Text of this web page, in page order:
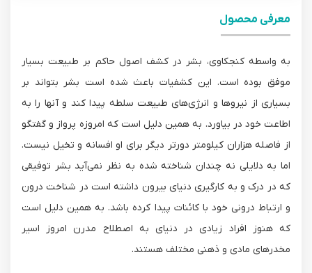
معرفی محصول
به واسطه کنجکاوی، بشر در کشف اصول حاکم بر طبیعت بسیار
موفق بوده است. این کشفیات باعث شده است بشر بتواند بر
بسیاری از نیروها و انرژی‌های طبیعت سلطه پیدا کند و آنها را به
اطاعت خود در بیاورد. به همین دلیل است که امروزه پرواز و گفتگو
از فاصله هزاران کیلومتر دورتر دیگر برای او افسانه و تخیل نیست.
اما به دلایلی نه چندان شناخته شده به نظر نمی‌آید بشر توفیقی
که در درک و به کارگیری دنیای بیرون داشته است در شناخت درون
و ارتباط درونی خود با کائنات پیدا کرده باشد. به همین دلیل است
که هنوز افراد زیادی در دنیای به اصطلاح مدرن امروز اسیر
مخدرهای مادی و ذهنی مختلف هستند.